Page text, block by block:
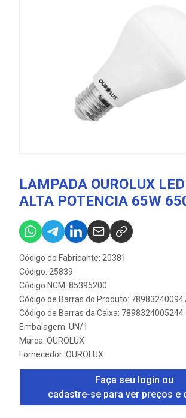
LAMPADA OUROLUX
ALTA POTENCIA 65W
Código do Fabricante: 20381
Código: 25839
Código NCM: 85395200
Código de Barras do Produto:
Código de Barras da Caixa: 7898324005244
Embalagem: UN/1
Marca: OUROLUX
Fornecedor: OUROLUX
Faça seu login ou
cadastre-se para ver preços e